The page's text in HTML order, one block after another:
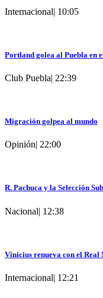
Internacional| 10:05
Portland golea al Puebla en
Club Puebla| 22:39
Migración golpea al mundo
Opinión| 22:00
R. Pachuca y la Selección
Nacional| 12:38
Vinicius renueva con el Real
Internacional| 12:21